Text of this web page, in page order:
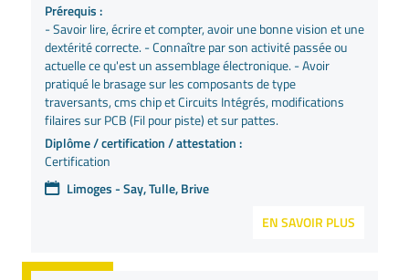
Prérequis :
- Savoir lire, écrire et compter, avoir une bonne vision et une
dextérité correcte. - Connaître par son activité passée ou
actuelle ce qu'est un assemblage électronique. - Avoir
pratiqué le brasage sur les composants de type
traversants, cms chip et Circuits Intégrés, modifications
filaires sur PCB (Fil pour piste) et sur pattes.
Diplôme / certification / attestation :
Certification
Limoges - Say, Tulle, Brive
EN SAVOIR PLUS